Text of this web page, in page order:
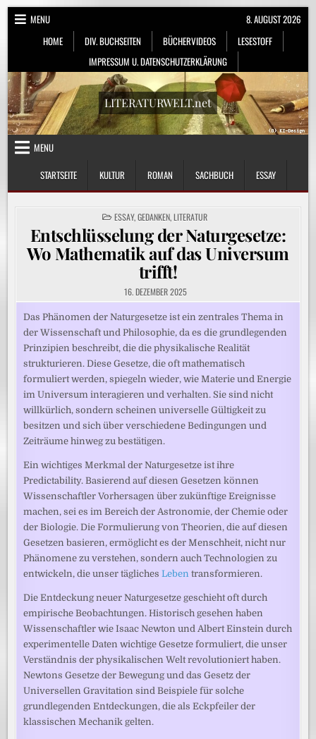
Skip
MENU
HOME
DIV. BUCHSEITEN BÜCHERVIDEOS
LESESTOFF
IMPRESSUM U. DATENSCHUTZERKLÄRUNG
8. AUGUST 2026
LITERATURWELT.net
MENU
STARTSEITE
KULTUR ROMAN SACHBUCH ESSAY
POSTED
IN
ESSAY,GEDANKEN,LITERATUR
Entschlüsselung der Naturgesetze:
Wo Mathematik auf das Universum
trifft!
16. DEZEMBER 2025
Das Phänomen der Naturgesetze ist ein zentrales Thema in
der Wissenschaft und Philosophie, da es die grundlegenden
Prinzipien beschreibt, die die physikalische Realität
strukturieren. Diese Gesetze, die oft mathematisch
formuliert werden, spiegeln wieder, wie Materie und Energie
im Universum interagieren und verhalten. Sie sind nicht
willkürlich, sondern scheinen universelle Gültigkeit zu
besitzen und sich über verschiedene Bedingungen und
Zeiträume hinweg zu bestätigen.
Ein wichtiges Merkmal der Naturgesetze ist ihre
Predictability. Basierend auf diesen Gesetzen können
Wissenschaftler Vorhersagen über zukünftige Ereignisse
machen, sei es im Bereich der Astronomie, der Chemie oder
der Biologie. Die Formulierung von Theorien, die auf diesen
Gesetzen basieren, ermöglicht es der Menschheit, nicht nur
Phänomene zu verstehen, sondern auch Technologien zu
entwickeln, die unser täglichesLeben transformieren.
Die Entdeckung neuer Naturgesetze geschieht oft durch
empirische Beobachtungen. Historisch gesehen haben
Wissenschaftler wie Isaac Newton und Albert Einstein durch
experimentelle Daten wichtige Gesetze formuliert, die unser
Verständnis der physikalischen Welt revolutioniert haben.
Newtons Gesetze der Bewegung und das Gesetz der
Universellen Gravitation sind Beispiele für solche
grundlegenden Entdeckungen, die als Eckpfeiler der
klassischen Mechanik gelten.